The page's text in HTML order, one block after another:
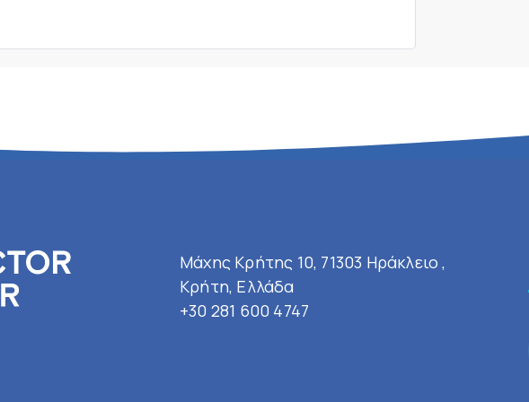
Μάχης Κρήτης 10, 71303 Ηράκλειο ,
Κρήτη, Ελλάδα
+30 281 600 4747